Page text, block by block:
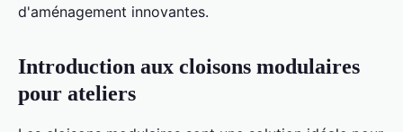
d'aménagement innovantes.
Introduction aux cloisons modulaires
pour ateliers